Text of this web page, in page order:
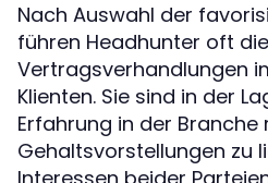
Nach Auswahl der
führen Headhunter oft die
Vertragsverhandlungen
Klienten. Sie sind in der
Erfahrung in der Branche
Gehaltsvorstellungen zu